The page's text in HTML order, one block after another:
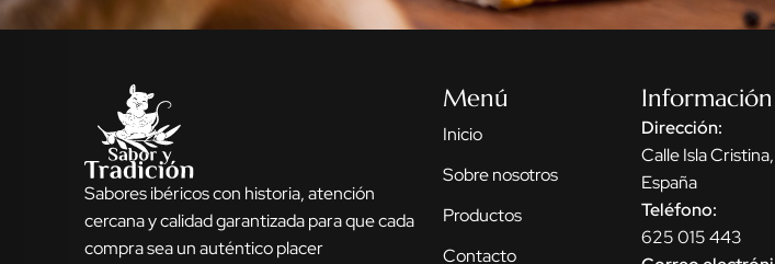
Sabores ibéricos con historia, atención
cercana y calidad garantizada para que cada
compra sea un auténtico placer
Menú
Inicio
Sobre nosotros
Productos
Contacto
Dirección:
Calle Isla
España
Teléfono:
625 015 443